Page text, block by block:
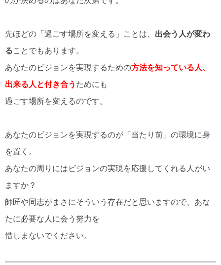
先ほどの「過ごす場所を変える」ことは、 出会う人が変わ
ることでもあります。
あなたのビジョンを実現するための方法を知っている人、
出来る人と付き合う ためにも
過ごす場所を変えるのです。
あなたのビジョンを実現するのが「当たり前」の環境に身
を置く。
あなたの周りにはビジョンの実現を応援してくれる人がい
ますか？
師匠や同志がまさにそういう存在だと思いますので、あな
たに必要な人に会う努力を
惜しまないでください。